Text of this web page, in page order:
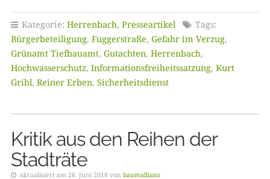
Kategorie: Herrenbach, Presseartikel
Tags:
Bürgerbeteiligung, Fuggerstraße, Gefahr im Verzug,
Grünamt Tiefbauamt, Gutachten, Herrenbach,
Hochwasserschutz, Informationsfreiheitssatzung, Kurt
Gribl, Reiner Erben, Sicherheitsdienst
Kritik aus den Reihen der
Stadträte
Aktualisiert am 26. Juni 2018 von baumallianz